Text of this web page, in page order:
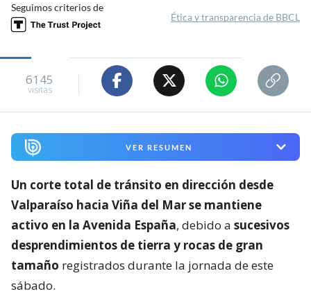
Seguimos criterios de
Ética y transparencia de BBCL
6145
visitas
VER RESUMEN
Un corte total de tránsito en dirección desde
Valparaíso hacia Viña del Mar se mantiene
activo en la Avenida España, debido a sucesivos
desprendimientos de tierra y rocas de gran
tamaño registrados durante la jornada de este
sábado.